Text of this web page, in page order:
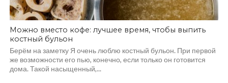
Можно вместо кофе: лучшее время, чтобы выпить
костный бульон
Берём на заметку Я очень люблю костный бульон. При первой
же возможности его пью, конечно, если только он готовится
дома. Такой насыщенный,...